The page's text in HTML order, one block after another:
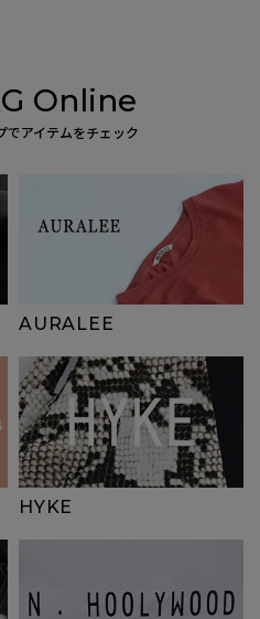
Online
でアイテムをチェック
AURALEE
HYKE